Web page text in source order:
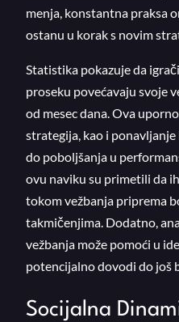
menja, konstantna praksa
ostanu u korak s novim
Statistika pokazuje da
proseku povećavaju svoje
od mesec dana. Ova
strategija, kao i
do poboljšanja u
ovu naviku su primetili da
tokom vežbanja priprema
takmičenjima. Dodatno,
vežbanja može pomoći u
potencijalno dovodi do još
Socijalna